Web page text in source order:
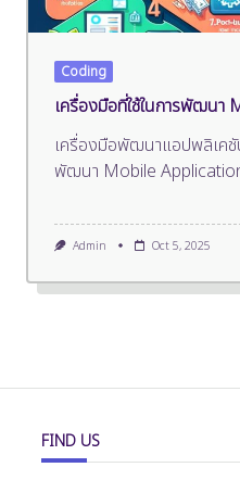
Coding
เครื่องมือที่ใช้ในการพัฒนา
เครื่องมือพัฒนาแอปพลิเค
พัฒนา Mobile
Admin Oct 5, 2025
FIND US